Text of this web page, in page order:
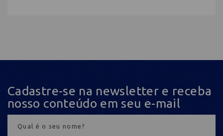
Cadastre-se na newsletter e receba
nosso conteúdo em seu e-mail